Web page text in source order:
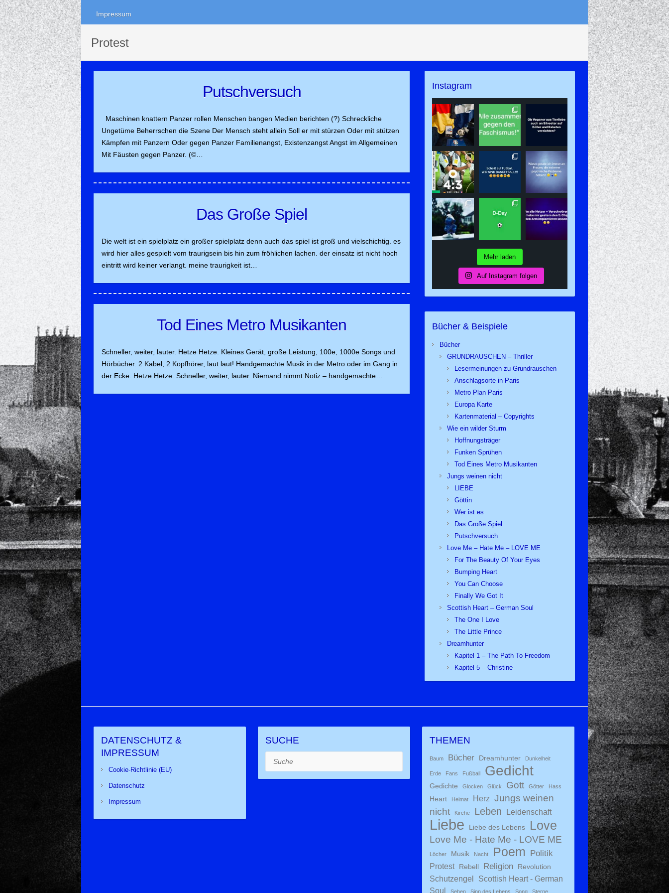
Impressum
Protest
Putschversuch
Maschinen knattern Panzer rollen Menschen bangen Medien berichten (?) Schreckliche
Ungetüme Beherrschen die Szene Der Mensch steht allein Soll er mit stürzen Oder mit stützen
Kämpfen mit Panzern Oder gegen Panzer Familienangst, Existenzangst Angst im Allgemeinen
Mit Fäusten gegen Panzer. (©…
Das Große Spiel
Die welt ist ein spielplatz ein großer spielplatz denn auch das spiel ist groß und vielschichtig. es
wird hier alles gespielt vom traurigsein bis hin zum fröhlichen lachen. der einsatz ist nicht hoch
eintritt wird keiner verlangt. meine traurigkeit ist…
Tod Eines Metro Musikanten
Schneller, weiter, lauter. Hetze Hetze. Kleines Gerät, große Leistung, 100e, 1000e Songs und
Hörbücher. 2 Kabel, 2 Kopfhörer, laut laut! Handgemachte Musik in der Metro oder im Gang in
der Ecke. Hetze Hetze. Schneller, weiter, lauter. Niemand nimmt Notiz – handgemachte…
Instagram
Mehr laden
Auf Instagram folgen
Bücher & Beispiele
Bücher
GRUNDRAUSCHEN – Thriller
Lesermeinungen zu Grundrauschen
Anschlagsorte in Paris
Metro Plan Paris
Europa Karte
Kartenmaterial – Copyrights
Wie ein wilder Sturm
Hoffnungsträger
Funken Sprühen
Tod Eines Metro Musikanten
Jungs weinen nicht
LIEBE
Göttin
Wer ist es
Das Große Spiel
Putschversuch
Love Me – Hate Me – LOVE ME
For The Beauty Of Your Eyes
Bumping Heart
You Can Choose
Finally We Got It
Scottish Heart – German Soul
The One I Love
The Little Prince
Dreamhunter
Kapitel 1 – The Path To Freedom
Kapitel 5 – Christine
DATENSCHUTZ &
IMPRESSUM
Cookie-Richtlinie (EU)
Datenschutz
Impressum
SUCHE
Suche
THEMEN
Baum Bücher Dreamhunter Dunkelheit
Erde Fans Fußball Gedicht
Gedichte Glocken Glück Gott Götter Hass
Heart Heimat Herz Jungs weinen
nicht
Kirche Leben Leidenschaft
Liebe Liebe des Lebens Love
Love Me - Hate Me - LOVE ME
Löcher Musik Nacht Poem Politik
Protest Rebell Religion Revolution
Schutzengel
Scottish Heart - German
Soul
Sehen Sinn des Lebens Song Sterne